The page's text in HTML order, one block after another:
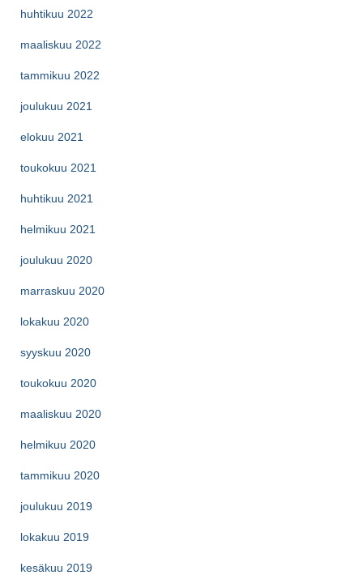
huhtikuu 2022
maaliskuu 2022
tammikuu 2022
joulukuu 2021
elokuu 2021
toukokuu 2021
huhtikuu 2021
helmikuu 2021
joulukuu 2020
marraskuu 2020
lokakuu 2020
syyskuu 2020
toukokuu 2020
maaliskuu 2020
helmikuu 2020
tammikuu 2020
joulukuu 2019
lokakuu 2019
kesäkuu 2019